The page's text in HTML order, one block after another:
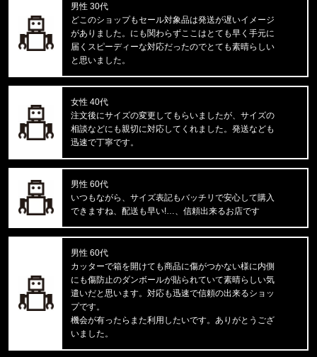
福岡県のお客様ご注文ありがとうございます。
CALVIN KLEIN/カルバンクライン
38MM RUBBER BUCKLE-RUBBER
福岡県のお客様ご注文ありがとうございます。
CARHARTT/カーハート
M IRVINE RELAXED WORK T-S
福岡県のお客様ご注文ありがとうございます。
BEN DAVIS/ベンデイビス
SOUVENIR EMB TEE C-255800
福岡県のお客様ご注文ありがとうございます。
47 Brand/フォーティーセブンブランド
福岡県のお客様ご注文ありがとうございます。
THE NORTH FACE/ノースフェイス
M EVOLUTION SIMPLE DOME R
福岡県のお客様ご注文ありがとうございます。
reversal/リバーサル
男性 30代
どこのショップもセール対象品は発送が遅いイメージ
がありました。にも関わらずここはとても早く手元に
届くスピーディーな対応だったのでとても素晴らしい
と思いました。
女性 40代
注文後にサイズの変更してもらいましたが、サイズの
相談などにも親切に対応してくれました。発送なども
迅速で丁寧です。
男性 60代
いつもながら、サイズ表記もバッチリで安心して購入
できますね、配送も早い!…、信頼出来るお店です
男性 60代
カッターで箱を開けても商品に傷がつかない様に内側
にも傷防止のダンボールが貼られていて素晴らしい気
遣いだと思います。対応も迅速で信頼の出来るショッ
プです。
機会が有ったらまた利用したいです。ありがとうござ
いました。